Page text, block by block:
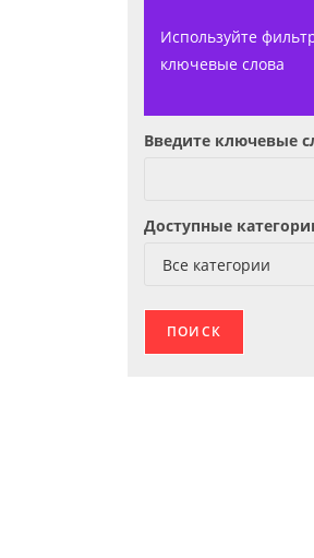
Используйте
ключевые слова
Введите ключевые
Доступные